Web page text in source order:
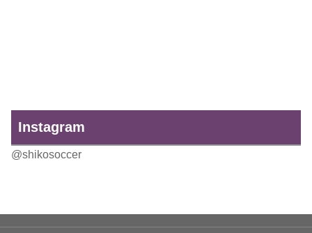
Instagram
@shikosoccer